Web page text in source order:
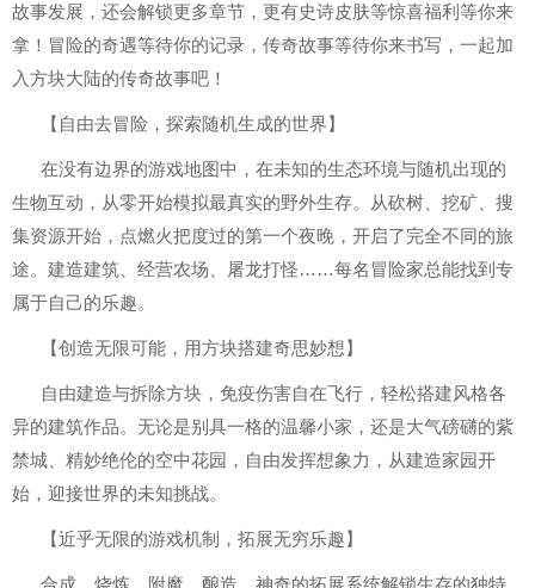
故事发展，还会解锁更多章节，更有史诗皮肤等惊喜福利等你来
拿！冒险的奇遇等待你的记录，传奇故事等待你来书写，一起加
入方块大陆的传奇故事吧！
【自由去冒险，探索随机生成的世界】
在没有边界的游戏地图中，在未知的生态环境与随机出现的
生物互动，从零开始模拟最真实的野外生存。从砍树、挖矿、搜
集资源开始，点燃火把度过的第一个夜晚，开启了完全不同的旅
途。建造建筑、经营农场、屠龙打怪……每名冒险家总能找到专
属于自己的乐趣。
【创造无限可能，用方块搭建奇思妙想】
自由建造与拆除方块，免疫伤害自在飞行，轻松搭建风格各
异的建筑作品。无论是别具一格的温馨小家，还是大气磅礴的紫
禁城、精妙绝伦的空中花园，自由发挥想象力，从建造家园开
始，迎接世界的未知挑战。
【近乎无限的游戏机制，拓展无穷乐趣】
合成、烧炼、附魔、酿造，神奇的拓展系统解锁生存的独特